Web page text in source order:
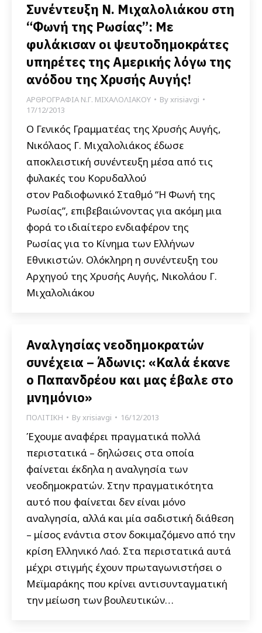
Συνέντευξη Ν. Μιχαλολιάκου στη
“Φωνή της Ρωσίας”: Με
φυλάκισαν οι ψευτοδημοκράτες
υπηρέτες της Αμερικής λόγω της
ανόδου της Χρυσής Αυγής!
ΑΡΘΡΟΓΡΑΦΙΑ Ν.Γ. ΜΙΧΑΛΟΛΙΑΚΟΥ Byxrisiavgi
17/12/2013
Ο Γενικός Γραμματέας της Χρυσής Αυγής,
Νικόλαος Γ. Μιχαλολιάκος έδωσε
αποκλειστική συνέντευξη μέσα από τις
φυλακές του Κορυδαλλού
στον Ραδιοφωνικό Σταθμό “Η Φωνή της
Ρωσίας”, επιβεβαιώνοντας για ακόμη μια
φορά το ιδιαίτερο ενδιαφέρον της
Ρωσίας για το Κίνημα των Ελλήνων
Εθνικιστών. Ολόκληρη η συνέντευξη του
Αρχηγού της Χρυσής Αυγής, Νικολάου Γ.
Μιχαλολιάκου
Αναλγησίας νεοδημοκρατών
συνέχεια – Άδωνις: «Καλά έκανε
ο Παπανδρέου και μας έβαλε στο
μνημόνιο»
ΠΟΛΙΤΙΚΗ Byxrisiavgi 16/12/2013
Έχουμε αναφέρει πραγματικά πολλά
περιστατικά – δηλώσεις στα οποία
φαίνεται έκδηλα η αναλγησία των
νεοδημοκρατών. Στην πραγματικότητα
αυτό που φαίνεται δεν είναι μόνο
αναλγησία, αλλά και μία σαδιστική διάθεση
– μίσος ενάντια στον δοκιμαζόμενο από την
κρίση Ελληνικό Λαό. Στα περιστατικά αυτά
μέχρι στιγμής έχουν πρωταγωνιστήσει ο
Μεϊμαράκης που κρίνει αντισυνταγματική
την μείωση των βουλευτικών…